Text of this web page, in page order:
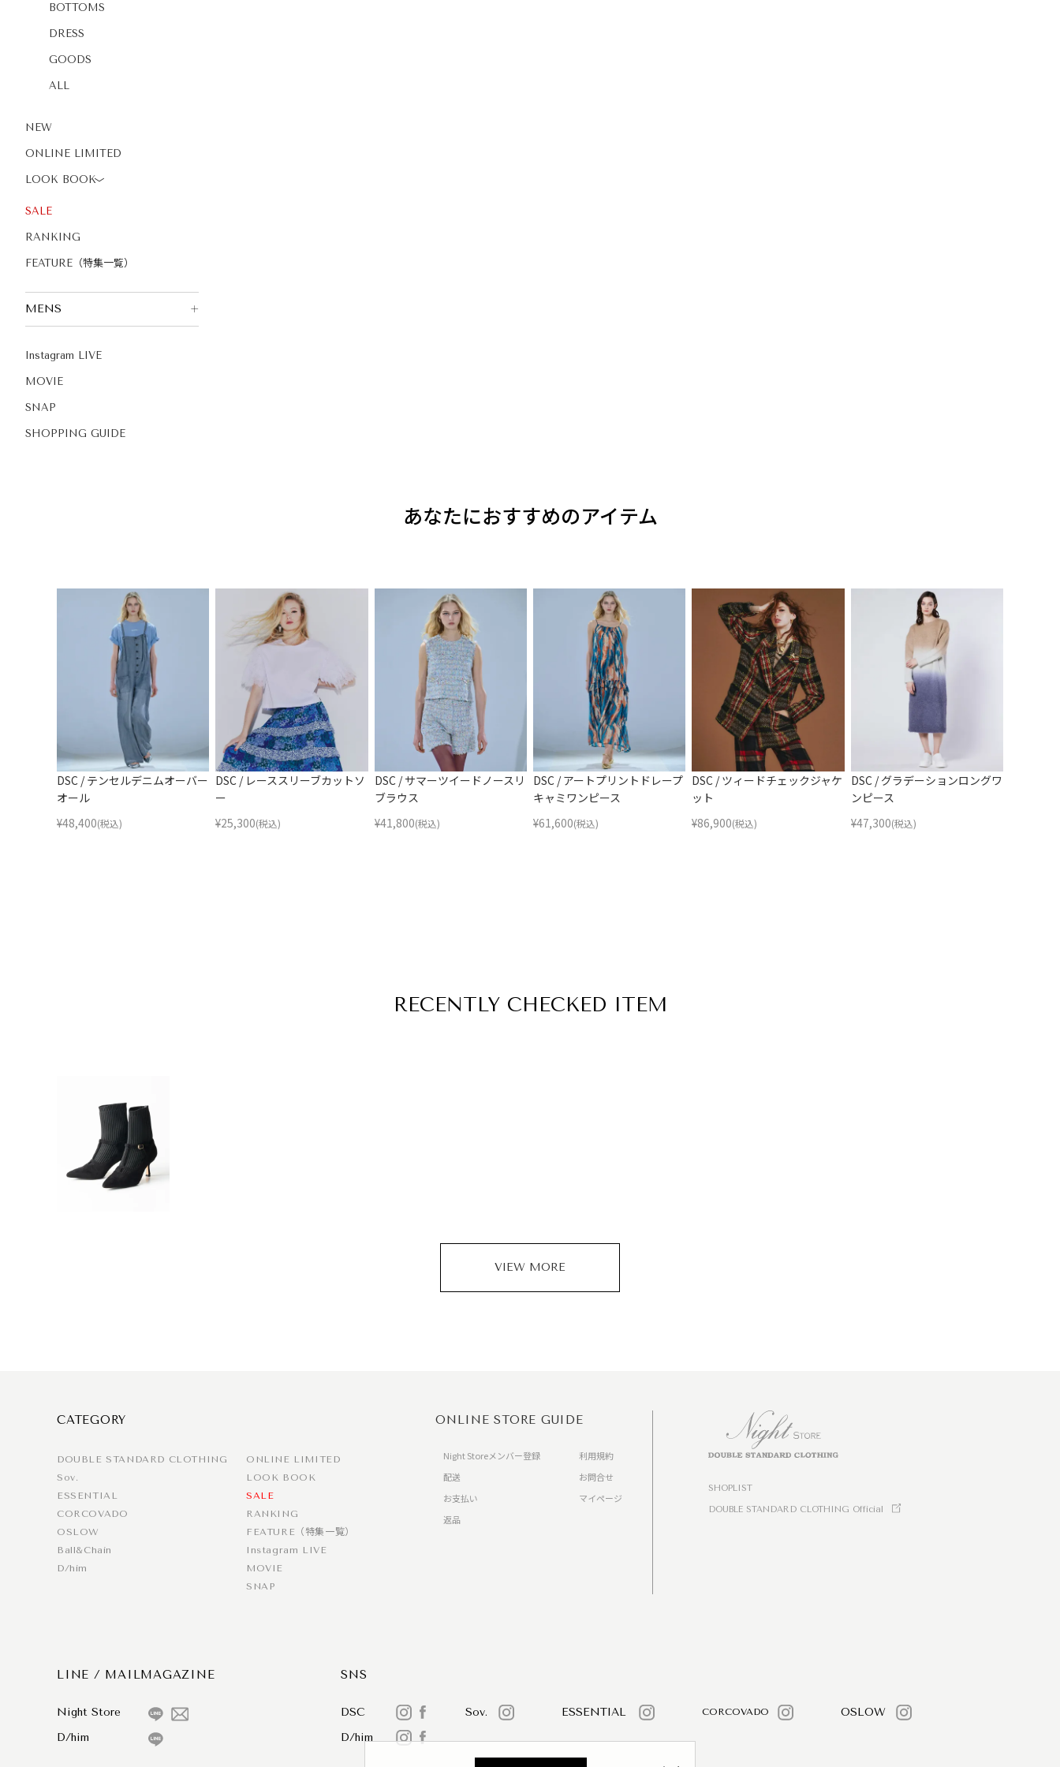
BOTTOMS
DRESS
GOODS
ALL
NEW
ONLINE LIMITED
LOOK BOOK〉
SALE
RANKING
FEATURE（特集一覧）
MENS
Instagram LIVE
MOVIE
SNAP
SHOPPING GUIDE
あなたにおすすめのアイテム
DSC / テンセルデニムオーバー
オール
¥48,400(税込)
DSC / レーススリーブカットソ
ー
¥25,300(税込)
DSC / サマーツイードノースリ
ブラウス
¥41,800(税込)
DSC / アートプリントドレープ
キャミワンピース
¥61,600(税込)
DSC / ツィードチェックジャケ
ット
¥86,900(税込)
DSC / グラデーションロングワ
ンピース
¥47,300(税込)
RECENTLY CHECKED ITEM
VIEW MORE
CATEGORY
DOUBLE STANDARD CLOTHING
Sov.
ESSENTIAL
CORCOVADO
OSLOW
Ball&Chain
D/him
ONLINE LIMITED
LOOK BOOK
SALE
RANKING
FEATURE（特集一覧）
Instagram LIVE
MOVIE
SNAP
ONLINE STORE GUIDE
Night Storeメンバー登録
配送
お支払い
返品
利用規約
お問合せ
マイページ
SHOPLIST
DOUBLE STANDARD CLOTHING Official
LINE / MAILMAGAZINE
Night Store
D/him
SNS
DSC Sov. ESSENTIAL CORCOVADO
OSLOW
D/him